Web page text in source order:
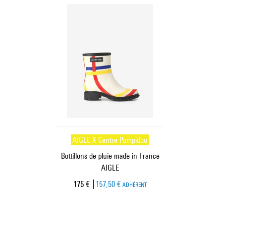
AIGLE X Centre Pompidou
Bottillons de pluie made in France
AIGLE
Prix ​​actuel
175 € 157,50 € ADHÉRENT